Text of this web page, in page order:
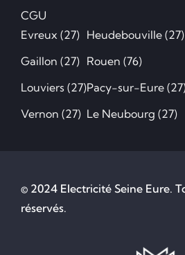
CGU
Evreux (27)
Gaillon (27)
Louviers (27)
Vernon (27)
Heudebouville (27)
Rouen (76)
Pacy-sur-Eure
Le Neubourg (27)
© 2024 Electricité Seine Eure.
réservés.